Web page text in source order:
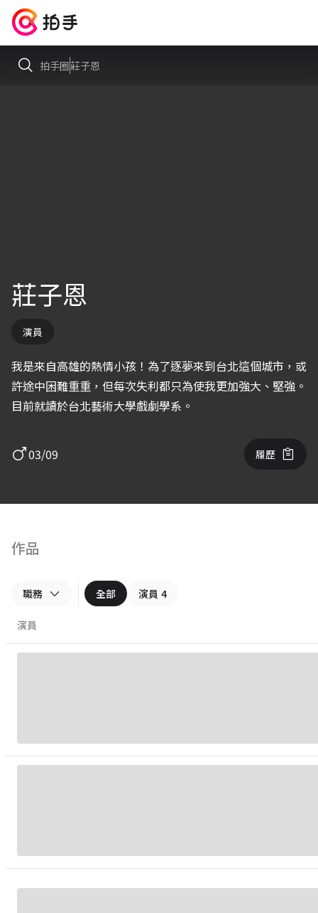
拍手圈莊子恩
莊子恩
演員
我是來自高雄的熱情小孩！為了逐夢來到台北這個城市，或
許途中困難重重，但每次失利都只為使我更加強大、堅強。
目前就讀於台北藝術大學戲劇學系。
03/09 履歷
作品
職務 全部 演員 4
演員